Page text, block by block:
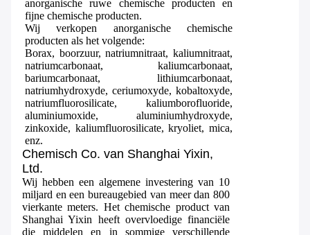
anorganische ruwe chemische producten en
fijne chemische producten.
Wij verkopen anorganische chemische
producten als het volgende:
Borax, boorzuur, natriumnitraat, kaliumnitraat,
natriumcarbonaat, kaliumcarbonaat,
bariumcarbonaat, lithiumcarbonaat,
natriumhydroxyde, ceriumoxyde, kobaltoxyde,
natriumfluorosilicate, kaliumborofluoride,
aluminiumoxide, aluminiumhydroxyde,
zinkoxide, kaliumfluorosilicate, kryoliet, mica,
enz.
Chemisch Co. van Shanghai Yixin,
Ltd.
Wij hebben een algemene investering van 10
miljard en een bureaugebied van meer dan 800
vierkante meters. Het chemische product van
Shanghai Yixin heeft overvloedige financiële
die middelen en in sommige verschillende